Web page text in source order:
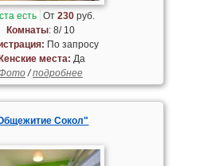
есть От230 руб.
Комнаты: 8/ 10
По запросу
места: Да
/подробнее
Сокол"